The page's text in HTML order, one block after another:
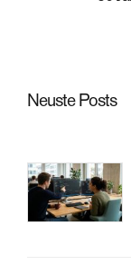
Neuste Posts